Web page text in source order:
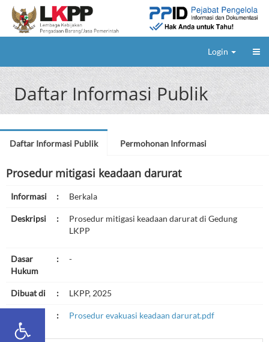
Login
Daftar Informasi Publik
Daftar Informasi Publik Permohonan Informasi
Prosedur mitigasi keadaan darurat
Informasi : Berkala
Deskripsi :
Prosedur mitigasi keadaan darurat di Gedung
LKPP
Dasar
Hukum
: -
Dibuat di : LKPP, 2025
: Prosedur evakuasi keadaan darurat.pdf